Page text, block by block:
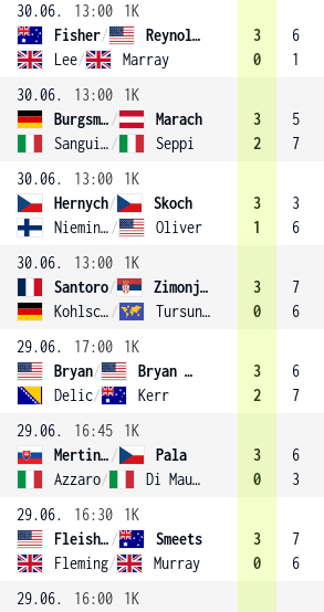
30.06.
13:00
1K
Fisher/
Reynolds
Lee/ Marray
3
0
6
1
30.06.
13:00
1K
Burgsmuller /
Marach
Sanguinetti / Seppi
3
2
5
7
30.06.
13:00
1K
Hernych/
Skoch
Nieminen / Oliver
3
1
3
6
30.06.
13:00
1K
Santoro/
Zimonjic (6)
Kohlschreiber / Tursunov
3
0
7
6
29.06.
17:00
1K
Bryan/
Bryan (1)
Delic/ Kerr
3
2
6
7
29.06.
16:45
1K
Mertinak /
Pala
Azzaro/ Di Mauro
3
0
6
3
29.06.
16:30
1K
Fleishman /
Smeets
Fleming/ Murray
3
0
7
6
29.06.
16:00
1K